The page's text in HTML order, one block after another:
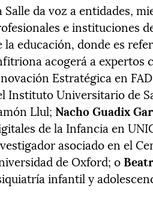
Salle da voz a entidades,
e instituciones
la educación, donde es
acogerá a expertos
Estratégica en
Instituto Universitario de
Llul; Nacho Guadix
de la Infancia en
asociado en el
de Oxford; o
infantil y